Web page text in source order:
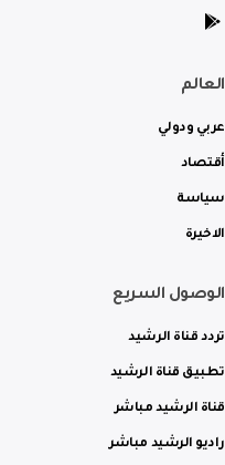
العالم
عربي ودولي
أقتصاد
سياسة
الاخيرة
الوصول السريع
تردد قناة الرشيد
تطبيق قناة الرشيد
قناة الرشيد مباشر
راديو الرشيد مباشر